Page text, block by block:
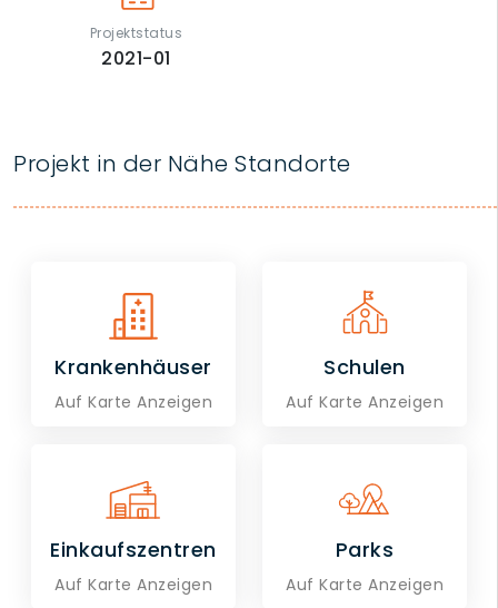
Projektstatus
2021-01
Projekt in der Nähe Standorte
Krankenhäuser
Auf Karte Anzeigen
Schulen
Auf Karte Anzeigen
Einkaufszentren
Auf Karte Anzeigen
Parks
Auf Karte Anzeigen